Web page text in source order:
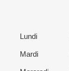
Lundi
Mardi